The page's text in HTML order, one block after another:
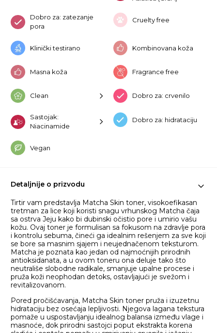
Dobro za: zatezanje
pora
Cruelty free
Klinički testirano Kombinovana koža
Masna koža Fragrance free
Clean Dobro za: crvenilo
Sastojak:
Niacinamide
Dobro za: hidrataciju
Vegan
Detaljnije o prizvodu
Tirtir vam predstavlja Matcha Skin toner, visokoefikasan
tretman za lice koji koristi snagu vrhunskog Matcha čaja
sa ostrva Jeju kako bi dubinski očistio pore i umirio vašu
kožu. Ovaj toner je formulisan sa fokusom na zdravlje pora
i kontrolu sebuma, čineći ga idealnim rešenjem za sve koji
se bore sa masnim sjajem i neujednačenom teksturom.
Matcha je poznata kao jedan od najmoćnijih prirodnih
antioksidanata, a u ovom toneru ona deluje tako što
neutrališe slobodne radikale, smanjuje upalne procese i
pruža koži neophodan detoks, ostavljajući je svežom i
revitalizovanom.
Pored pročišćavanja, Matcha Skin toner pruža i izuzetnu
hidrataciju bez osećaja lepljivosti. Njegova lagana tekstura
pomaže u uspostavljanju idealnog balansa između vlage i
masnoće, dok prirodni sastojci poput ekstrakta korena